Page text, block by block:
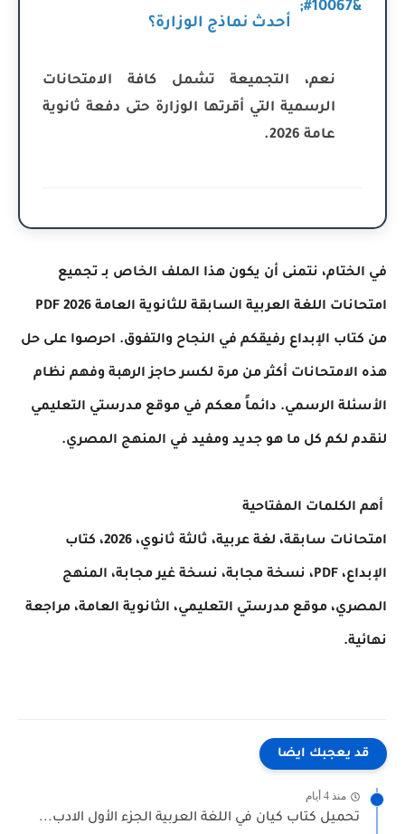
أحدث نماذج الوزارة؟
نعم، التجميعة تشمل كافة الامتحانات
الرسمية التي أقرتها الوزارة حتى دفعة ثانوية
نتمنى أن يكون هذا الملف الخاص بـ تجميع
امتحانات اللغة العربية السابقة للثانوية العامة 2026 PDF
الإبداع رفيقكم في النجاح والتفوق. احرصوا على حل
أكثر من مرة لكسر حاجز الرهبة وفهم نظام
الرسمي. دائماً معكم في موقع مدرستي التعليمي
لكم كل ما هو جديد ومفيد في المنهج المصري.
المفتاحية
امتحانات سابقة، لغة عربية، ثالثة ثانوي، 2026، كتاب
الإبداع، PDF، نسخة مجابة، نسخة غير مجابة، المنهج
موقع مدرستي التعليمي، الثانوية العامة، مراجعة
يعجبك ايضا
منذ 4 أيام
كتاب كيان في اللغة العربية الجزء الأول الادب...